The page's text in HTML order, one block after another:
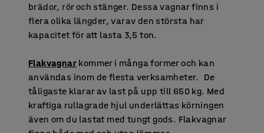
brädor, rör och stänger. Dessa vagnar finns i
flera olika längder, varav den största har
kapacitet för att lasta 3,5 ton.
Flakvagnar kommer i många former och kan
användas inom de flesta verksamheter. De
tåligaste klarar av last på upp till 650 kg. Med
kraftiga rullagrade hjul underlättas körningen
även om du lastat med tungt gods. Flakvagnar